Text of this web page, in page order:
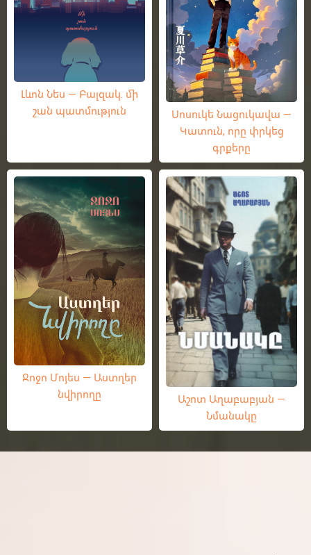
Լևոն Նես — Բալզակ. մի
շան պատմություն
Սոսուկե Նացուկավա —
Կատուն, որը փրկեց
գրքերը
Ջոջո Մոյես — Աստղեր
նվիրողը
Աշոտ Աղաբաբյան —
Նմանակը